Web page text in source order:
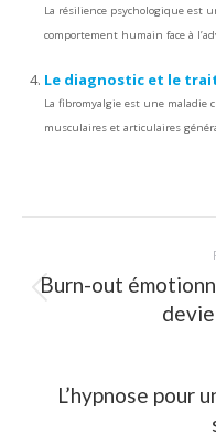
La résilience psychologique est
comportement humain face à
Le diagnostic et le
La fibromyalgie est une maladie
musculaires et articulaires
Burn-out
L’hypnose pour